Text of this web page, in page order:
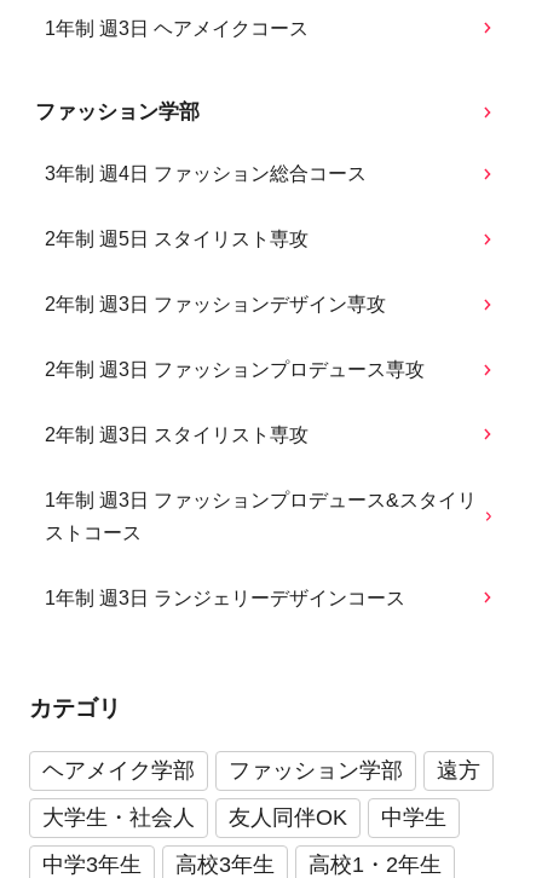
1年制 週3日 ヘアメイクコース
ファッション学部
3年制 週4日 ファッション総合コース
2年制 週5日 スタイリスト専攻
2年制 週3日 ファッションデザイン専攻
2年制 週3日 ファッションプロデュース専攻
2年制 週3日 スタイリスト専攻
1年制 週3日 ファッションプロデュース&スタイリ
ストコース
1年制 週3日 ランジェリーデザインコース
カテゴリ
ヘアメイク学部 ファッション学部
遠方
大学生・社会人
友人同伴OK
中学生
中学3年生
高校3年生
高校1・2年生